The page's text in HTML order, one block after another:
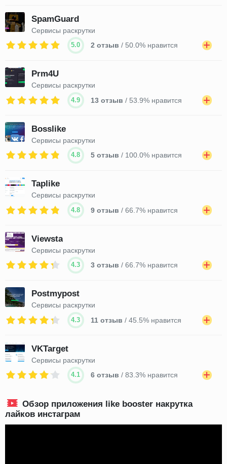
SpamGuard
Сервисы раскрутки
5.0 2 отзыв / 50.0% нравится
Prm4U
Сервисы раскрутки
4.9 13 отзыв / 53.9% нравится
Bosslike
Сервисы раскрутки
4.8 5 отзыв / 100.0% нравится
Taplike
Сервисы раскрутки
4.8 9 отзыв / 66.7% нравится
Viewsta
Сервисы раскрутки
4.3 3 отзыв / 66.7% нравится
Postmypost
Сервисы раскрутки
4.3 11 отзыв / 45.5% нравится
VKTarget
Сервисы раскрутки
4.1 6 отзыв / 83.3% нравится
Обзор приложения like booster накрутка
лайков инстаграм